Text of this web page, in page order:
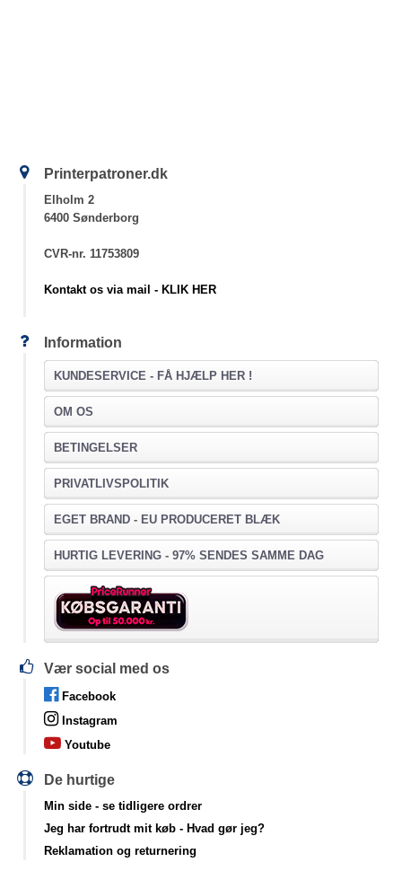
Printerpatroner.dk
Elholm 2
6400 Sønderborg
CVR-nr. 11753809
Kontakt os via mail - KLIK HER
Information
KUNDESERVICE - FÅ HJÆLP HER !
OM OS
BETINGELSER
PRIVATLIVSPOLITIK
EGET BRAND - EU PRODUCERET BLÆK
HURTIG LEVERING - 97% SENDES SAMME DAG
Vær social med os
Facebook
Instagram
Youtube
De hurtige
Min side - se tidligere ordrer
Jeg har fortrudt mit køb - Hvad gør jeg?
Reklamation og returnering